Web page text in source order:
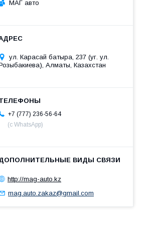
МАГ авто
ул. Карасай батыра, 237 (уг. ул.
Алматы, Казахстан
+7 (777) 236-56-64
(с WhatsApp)
http://mag-auto.kz
mag.auto.zakaz@gmail.com